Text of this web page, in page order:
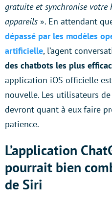
gratuite et synchronise votre
appareils ». En attendant
dépassé par les modèles
artificielle, l’agent
des chatbots les plus
application iOS officielle
nouvelle. Les utilisateurs
devront quant à eux faire
patience.
L’application
pourrait bien
de Siri